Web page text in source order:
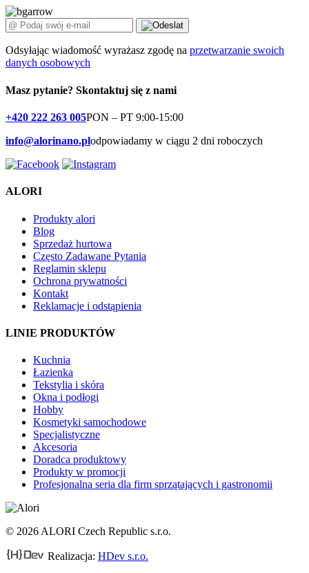
Odsyłając wiadomość wyrażasz zgodę na przetwarzanie swoich
danych osobowych
Masz pytanie? Skontaktuj się z nami
+420 222 263 005PON – PT 9:00-15:00
info@alorinano.plodpowiadamy w ciągu 2 dni roboczych
ALORI
Produkty alori
Blog
Sprzedaż hurtowa
Często Zadawane Pytania
Reglamin sklepu
Ochrona prywatności
Kontakt
Reklamacje i odstąpienia
LINIE PRODUKTÓW
Kuchnia
Łazienka
Tekstylia i skóra
Okna i podłogi
Hobby
Kosmetyki samochodowe
Specjalistyczne
Akcesoria
Doradca produktowy
Produkty w promocji
Profesjonalna seria dla firm sprzątających i gastronomii
© 2026 ALORI Czech Republic s.r.o.
Realizacja: HDev s.r.o.